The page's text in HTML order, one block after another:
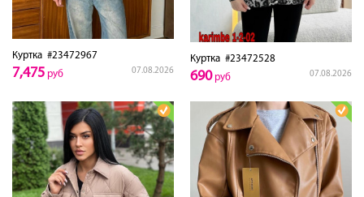
Куртка #23472967
07.08.2026
7,475 руб
Куртка #23472528
07.08.2026
690руб